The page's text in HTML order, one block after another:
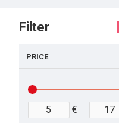
Filter
PRICE
€